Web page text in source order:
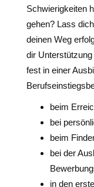
Schwierigkeiten
gehen? Lass
deinen Weg
dir
fest in einer
beim
bei
beim
bei der
in den